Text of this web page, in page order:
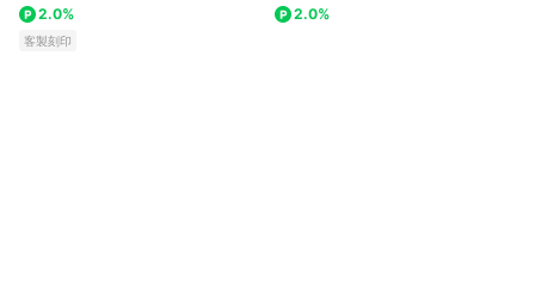
2.0%
客製刻印
2.0%